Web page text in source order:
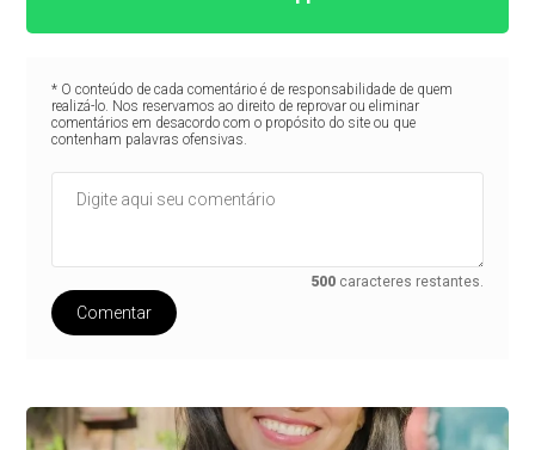
* O conteúdo de cada comentário é de responsabilidade de quem
realizá-lo. Nos reservamos ao direito de reprovar ou eliminar
comentários em desacordo com o propósito do site ou que
contenham palavras ofensivas.
500 caracteres restantes.
Comentar